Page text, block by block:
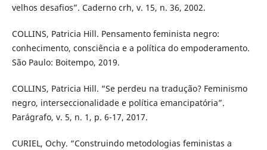
velhos desafios”. Caderno crh, v. 15, n. 36, 2002.
COLLINS, Patricia Hill. Pensamento feminista negro:
conhecimento, consciência e a política do empoderamento.
São Paulo: Boitempo, 2019.
COLLINS, Patricia Hill. “Se perdeu na tradução? Feminismo
negro, interseccionalidade e política emancipatória”.
Parágrafo, v. 5, n. 1, p. 6-17, 2017.
CURIEL, Ochy. “Construindo metodologias feministas a